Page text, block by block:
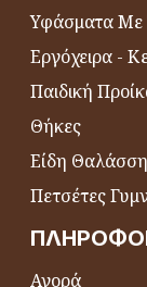
Υφάσματα Με
Εργόχειρα -
Παιδική
Θήκες
Είδη
Πετσέτες
Αγορά